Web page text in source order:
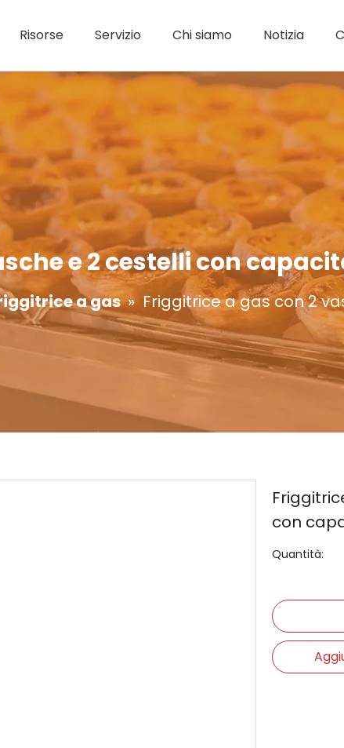
Risorse Servizio Chi siamo Notizia
e 2 cestelli con
a gas» Friggitrice a gas con 2
con
Quantità: